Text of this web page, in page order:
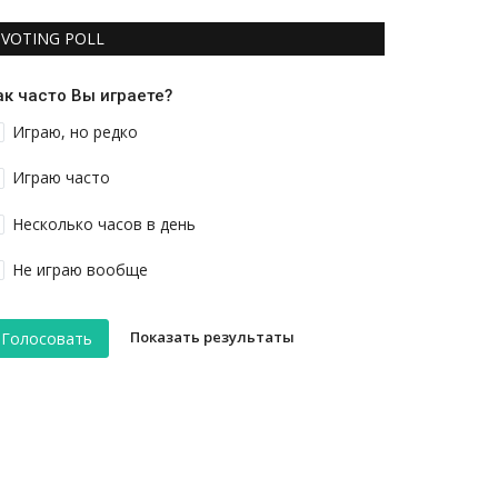
VOTING POLL
часто Вы играете?
Играю, но редко
Играю часто
Несколько часов в день
Не играю вообще
Голосовать Показать результаты